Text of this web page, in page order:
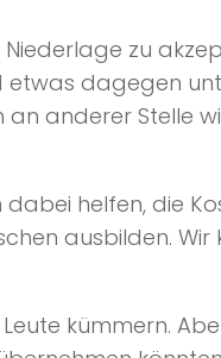
zu
etwas dagegen
anderer Stelle
helfen, die
ausbilden.
kümmern.